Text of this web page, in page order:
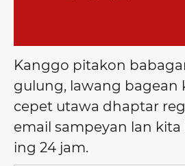
Kanggo pitakon
gulung, lawang bagean
cepet utawa dhaptar
email sampeyan lan
ing 24 jam.